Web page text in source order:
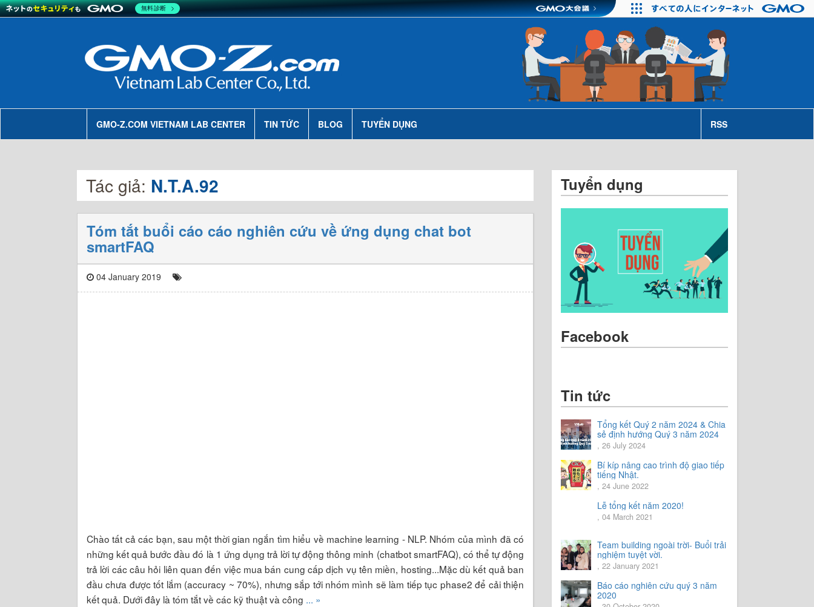
GMO-Z.COM VIETNAM LAB CENTER TIN TỨC BLOG TUYỂN DỤNG RSS
Tác giả: N.T.A.92
Tóm tắt buổi cáo cáo nghiên cứu về ứng dụng chat bot
smartFAQ
04 January 2019
Chào tất cả các bạn, sau một thời gian ngắn tìm hiểu về machine learning - NLP. Nhóm của mình đã có
những kết quả bước đầu đó là 1 ứng dụng trả lời tự động thông minh (chatbot smartFAQ), có thể tự động
trả lời các câu hỏi liên quan đến việc mua bán cung cấp dịch vụ tên miền, hosting...Mặc dù kết quả ban
đầu chưa được tốt lắm (accuracy ~ 70%), nhưng sắp tới nhóm mình sẽ làm tiếp tục phase2 để cải thiện
kết quả. Dưới đây là tóm tắt về các kỹ thuật và công ... »
Tuyển dụng
Facebook
Tin tức
Tổng kết Quý 2 năm 2024 & Chia
sẻ định hướng Quý 3 năm 2024
, 26 July 2024
Bí kíp nâng cao trình độ giao tiếp
tiếng Nhật.
, 24 June 2022
Lễ tổng kết năm 2020!
, 04 March 2021
Team building ngoài trời- Buổi trải
nghiệm tuyệt vời.
, 22 January 2021
Báo cáo nghiên cứu quý 3 năm
2020
無料診断